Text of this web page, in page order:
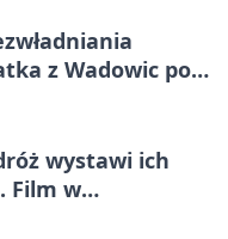
z Wadowic pod
wystawi ich
Film w